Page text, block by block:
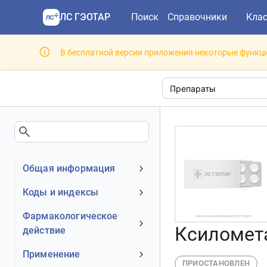
ЛС ГЭОТАР Поиск Справочники
В бесплатной версии приложения некоторые
Общая информация
Устаревшее наименование
Номер регистрационного
удостоверения РФ
Действующее вещество
Коды и индексы
АТХ код
МКБ-10 код
Фармакологическое
действие
Механизм действия
Применение
ПРИОСТАНОВЛЕН